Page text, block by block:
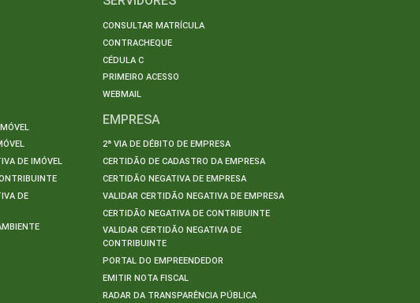
DE IMÓVEL
DE
CONSULTAR MATRÍCULA
CONTRACHEQUE
CÉDULA C
PRIMEIRO ACESSO
WEBMAIL
EMPRESA
2ª VIA DE DÉBITO DE EMPRESA
CERTIDÃO DE CADASTRO DA EMPRESA
CERTIDÃO NEGATIVA DE EMPRESA
VALIDAR CERTIDÃO NEGATIVA DE EMPRESA
CERTIDÃO NEGATIVA DE CONTRIBUINTE
VALIDAR CERTIDÃO NEGATIVA DE
CONTRIBUINTE
PORTAL DO EMPREENDEDOR
EMITIR NOTA FISCAL
RADAR DA TRANSPARÊNCIA PÚBLICA